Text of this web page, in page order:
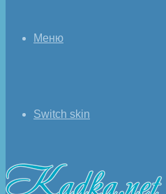
Меню
Switch skin